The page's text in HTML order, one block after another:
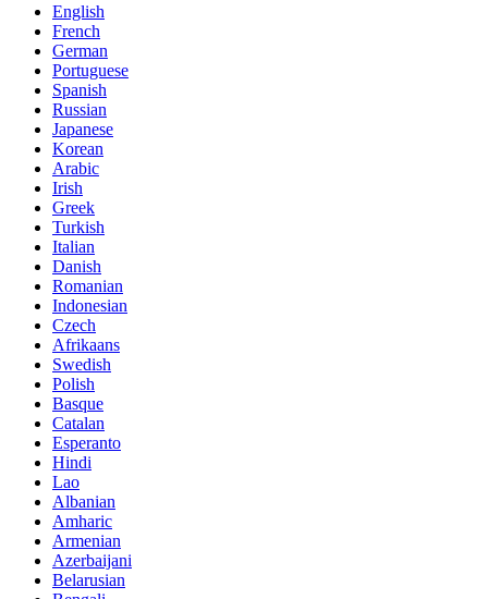
English
French
German
Portuguese
Spanish
Russian
Japanese
Korean
Arabic
Irish
Greek
Turkish
Italian
Danish
Romanian
Indonesian
Czech
Afrikaans
Swedish
Polish
Basque
Catalan
Esperanto
Hindi
Lao
Albanian
Amharic
Armenian
Azerbaijani
Belarusian